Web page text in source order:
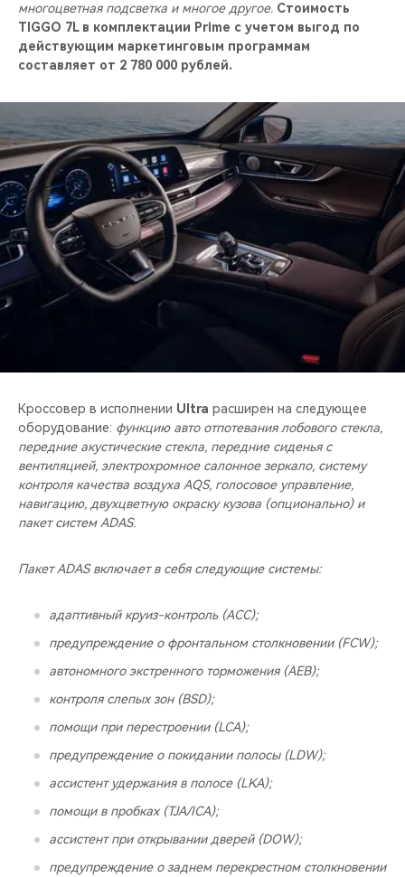
многоцветная подсветка и многое другое. Стоимость
TIGGO 7L в комплектации Prime с учетом выгод по
действующим маркетинговым программам
составляет от 2 780 000 рублей.
Кроссовер в исполнении Ultra расширен на следующее
оборудование: функцию авто отпотевания лобового стекла,
передние акустические стекла, передние сиденья с
вентиляцией, электрохромное салонное зеркало, систему
контроля качества воздуха AQS, голосовое управление,
навигацию, двухцветную окраску кузова (опционально) и
пакет систем ADAS.
Пакет ADAS включает в себя следующие системы:
адаптивный круиз-контроль (ACC);
предупреждение о фронтальном столкновении (FCW);
автономного экстренного торможения (AEB);
контроля слепых зон (BSD);
помощи при перестроении (LCA);
предупреждение о покидании полосы (LDW);
ассистент удержания в полосе (LKA);
помощи в пробках (TJA/ICA);
ассистент при открывании дверей (DOW);
предупреждение о заднем перекрестном столкновении